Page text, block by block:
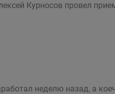
Курносов провел
неделю назад, а